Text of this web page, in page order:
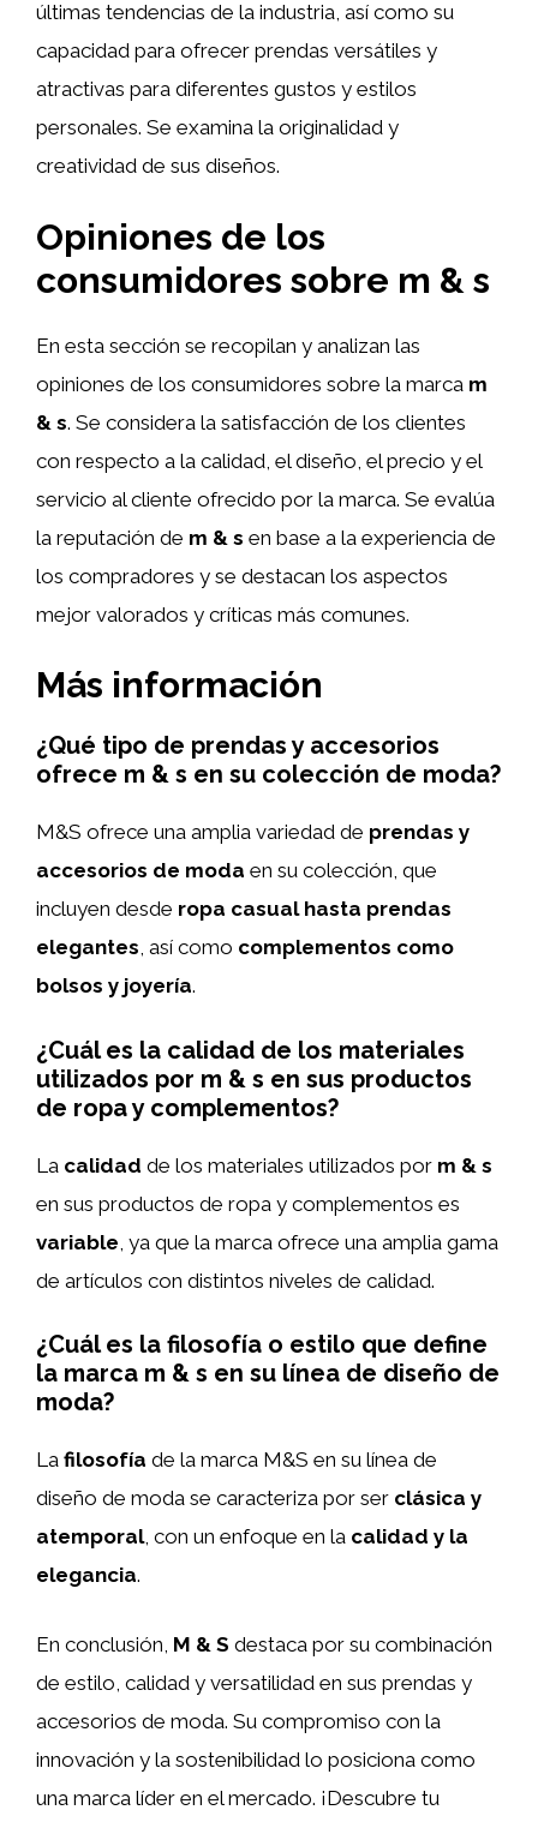
últimas tendencias de la industria, así como su
capacidad para ofrecer prendas versátiles y
atractivas para diferentes gustos y estilos
personales. Se examina la originalidad y
creatividad de sus diseños.
Opiniones de los
consumidores sobre m & s
En esta sección se recopilan y analizan las
opiniones de los consumidores sobre la marca m
& s. Se considera la satisfacción de los clientes
con respecto a la calidad, el diseño, el precio y el
servicio al cliente ofrecido por la marca. Se evalúa
la reputación de m & s en base a la experiencia de
los compradores y se destacan los aspectos
mejor valorados y críticas más comunes.
Más información
¿Qué tipo de prendas y accesorios
ofrece m & s en su colección de moda?
M&S ofrece una amplia variedad de prendas y
accesorios de moda en su colección, que
incluyen desde ropa casual hasta prendas
elegantes, así como complementos como
bolsos y joyería.
¿Cuál es la calidad de los materiales
utilizados por m & s en sus productos
de ropa y complementos?
La calidad de los materiales utilizados por m & s
en sus productos de ropa y complementos es
variable , ya que la marca ofrece una amplia gama
de artículos con distintos niveles de calidad.
¿Cuál es la filosofía o estilo que define
la marca m & s en su línea de diseño de
moda?
La filosofía de la marca M&S en su línea de
diseño de moda se caracteriza por ser clásica y
atemporal, con un enfoque en la calidad y la
elegancia.
En conclusión, M & S destaca por su combinación
de estilo, calidad y versatilidad en sus prendas y
accesorios de moda. Su compromiso con la
innovación y la sostenibilidad lo posiciona como
una marca líder en el mercado. ¡Descubre tu